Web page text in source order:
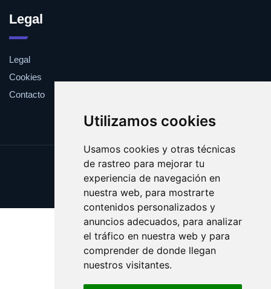
Utilizamos cookies
Usamos cookies y otras técnicas
de rastreo para mejorar tu
experiencia de navegación en
nuestra web, para mostrarte
contenidos personalizados y
anuncios adecuados, para analizar
el tráfico en nuestra web y para
comprender de donde llegan
nuestros visitantes.
Legal
Legal
Cookies
Contacto
Update cookies preferences
Copyright © 2025 biceps.es